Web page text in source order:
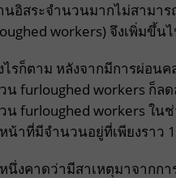
นอิสระจำนวนมากไม่สามา
workers) จึงเพิ่มขึ้น
ไรก็ตาม หลังจากมีการผ่อน
น furloughed workers ก็ล
น furloughed workers ใน
น้าที่มีจำนวนอยู่ที่เพียงราว
นึ่งคาดว่ามีสาเหตุมาจากก